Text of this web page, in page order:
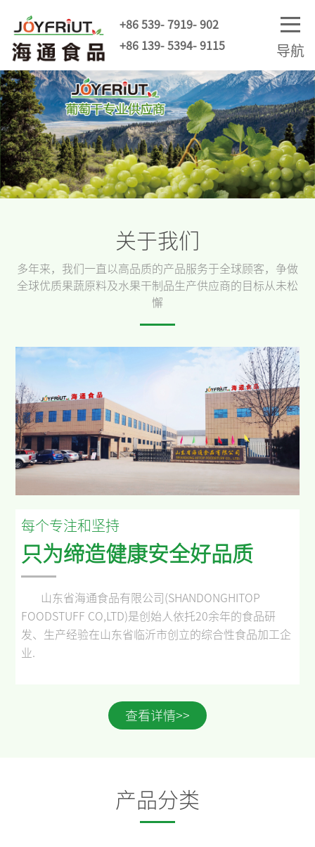
+86 539- 7919- 902
+86 139- 5394- 9115
导航
关于我们
多年来，我们一直以高品质的产品服务于全球顾客，争做
全球优质果蔬原料及水果干制品生产供应商的目标从未松
懈
每个专注和坚持
只为缔造健康安全好品质
山东省海通食品有限公司 (SHANDONGHITOP
FOODSTUFF CO,LTD)是创始人依托20余年的食品研
发、生产经验在山东省临沂市创立的综合性食品加工企
业
查看详情>>
产品分类